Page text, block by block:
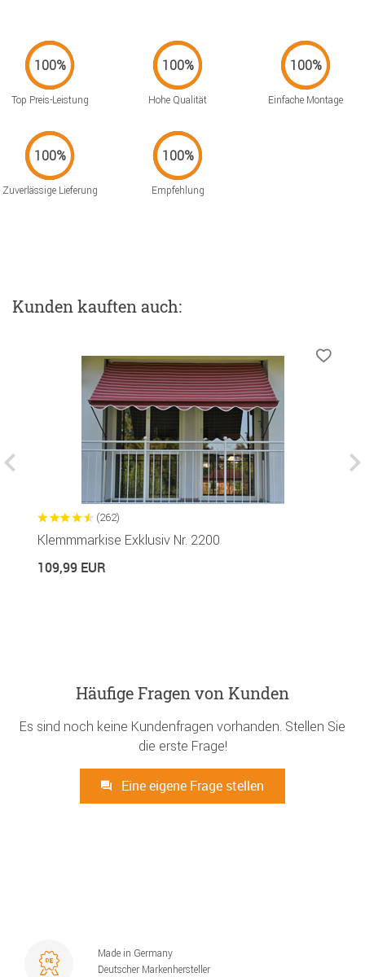
Top Preis-Leistung Hohe Qualität Einfache Montage
Zuverlässige Lieferung Empfehlung
Kunden kauften auch:
(262)
Klemmmarkise Exklusiv Nr. 2200
109,99 EUR
Häufige Fragen von Kunden
Es sind noch keine Kundenfragen vorhanden. Stellen Sie
die erste Frage!
Eine eigene Frage stellen
Made in Germany
Deutscher Markenhersteller